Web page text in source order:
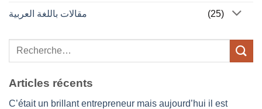
مقالات باللغة العربية (25)
Articles récents
C’était un brillant entrepreneur mais aujourd’hui il est